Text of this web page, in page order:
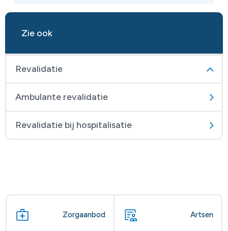
Zie ook
Revalidatie
Ambulante revalidatie
Revalidatie bij hospitalisatie
Zorgaanbod Artsen